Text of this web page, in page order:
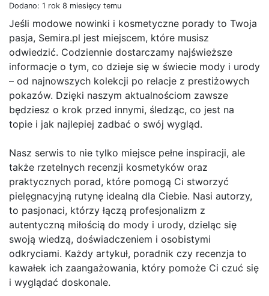
Dodano: 1 rok 8 miesięcy temu
Jeśli modowe nowinki i kosmetyczne porady to Twoja
pasja, Semira.pl jest miejscem, które musisz
odwiedzić. Codziennie dostarczamy najświeższe
informacje o tym, co dzieje się w świecie mody i urody
– od najnowszych kolekcji po relacje z prestiżowych
pokazów. Dzięki naszym aktualnościom zawsze
będziesz o krok przed innymi, śledząc, co jest na
topie i jak najlepiej zadbać o swój wygląd.
Nasz serwis to nie tylko miejsce pełne inspiracji, ale
także rzetelnych recenzji kosmetyków oraz
praktycznych porad, które pomogą Ci stworzyć
pielęgnacyjną rutynę idealną dla Ciebie. Nasi autorzy,
to pasjonaci, którzy łączą profesjonalizm z
autentyczną miłością do mody i urody, dzieląc się
swoją wiedzą, doświadczeniem i osobistymi
odkryciami. Każdy artykuł, poradnik czy recenzja to
kawałek ich zaangażowania, który pomoże Ci czuć się
i wyglądać doskonale.